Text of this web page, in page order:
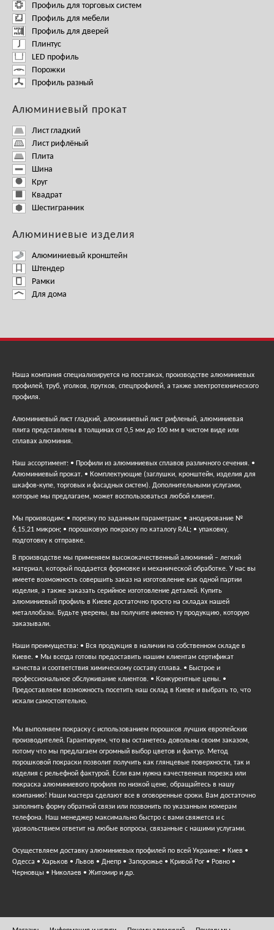
Профиль для торговых систем
Профиль для мебели
Профиль для дверей
Плинтус
LED профиль
Порожки
Профиль разный
Алюминиевый прокат
Лист гладкий
Лист рифлёный
Плита
Шина
Круг
Квадрат
Шестигранник
Алюминиевые изделия
Алюминиевый кронштейн
Штендер
Рамки
Для дома
Наша компания специализируется на поставках, производстве алюминиевых
профилей, труб, уголков, прутков, спецпрофилей, а также электротехнического
профиля.
Алюминиевый лист гладкий, алюминиевый лист рифленый, алюминиевая
плита представлены в толщинах от 0,5 мм до 100 мм в чистом виде или
сплавах алюминия.
Наш ассортимент: • Профили из алюминиевых сплавов различного сечения. •
Алюминиевый прокат. • Комплектующие (заглушки, кронштейн, изделия для
шкафов-купе, торговых и фасадных систем). Дополнительными услугами,
которые мы предлагаем, может воспользоваться любой клиент.
Мы производим: • порезку по заданным параметрам; • анодирование №
6,15,21 микрон; • порошковую покраску по каталогу RAL; • упаковку,
подготовку к отправке.
В производстве мы применяем высококачественный алюминий – легкий
материал, который поддается формовке и механической обработке. У нас вы
имеете возможность совершить заказ на изготовление как одной партии
изделия, а также заказать серийное изготовление деталей. Купить
алюминиевый профиль в Киеве достаточно просто на складах нашей
металлобазы. Будьте уверены, вы получите именно ту продукцию, которую
заказывали.
Наши преимущества: • Вся продукция в наличии на собственном складе в
Киеве. • Мы всегда готовы предоставить нашим клиентам сертификат
качества и соответствия химическому составу сплава. • Быстрое и
профессиональное обслуживание клиентов. • Конкурентные цены. •
Предоставляем возможность посетить наш склад в Киеве и выбрать то, что
искали самостоятельно.
Мы выполняем покраску с использованием порошков лучших европейских
производителей. Гарантируем, что вы останетесь довольны своим заказом,
потому что мы предлагаем огромный выбор цветов и фактур. Метод
порошковой покраски позволит получить как глянцевые поверхности, так и
изделия с рельефной фактурой. Если вам нужна качественная порезка или
покраска алюминиевого профиля по низкой цене, обращайтесь в нашу
компанию! Наши мастера сделают все в оговоренные сроки. Вам достаточно
заполнить форму обратной связи или позвонить по указанным номерам
телефона. Наш менеджер максимально быстро с вами свяжется и с
удовольствием ответит на любые вопросы, связанные с нашими услугами.
Осуществляем доставку алюминиевых профилей по всей Украине: • Киев •
Одесса • Харьков • Львов • Днепр • Запорожье • Кривой Рог • Ровно •
Черновцы • Николаев • Житомир и др.